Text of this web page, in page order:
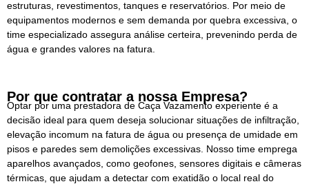
estruturas, revestimentos, tanques e reservatórios. Por meio de
equipamentos modernos e sem demanda por quebra excessiva, o
time especializado assegura análise certeira, prevenindo perda de
água e grandes valores na fatura.
Por que contratar a nossa Empresa?
Optar por uma prestadora de Caça Vazamento experiente é a
decisão ideal para quem deseja solucionar situações de infiltração,
elevação incomum na fatura de água ou presença de umidade em
pisos e paredes sem demolições excessivas. Nosso time emprega
aparelhos avançados, como geofones, sensores digitais e câmeras
térmicas, que ajudam a detectar com exatidão o local real do